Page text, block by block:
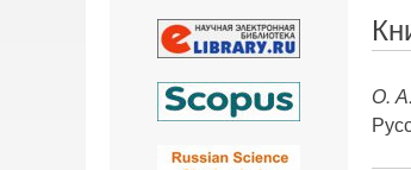
here:
О.